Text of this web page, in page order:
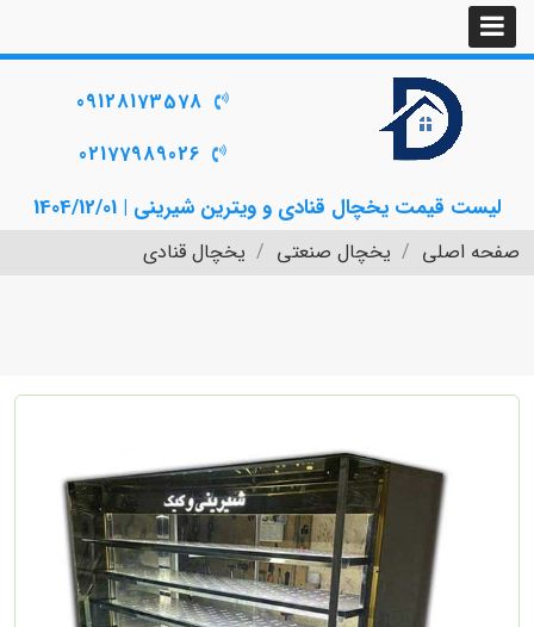
لیست قیمت یخچال قنادی و ویترین شیرینی | 1404/12/01
09128173578
02177989026
صفحه اصلی یخچال صنعتی یخچال قنادی